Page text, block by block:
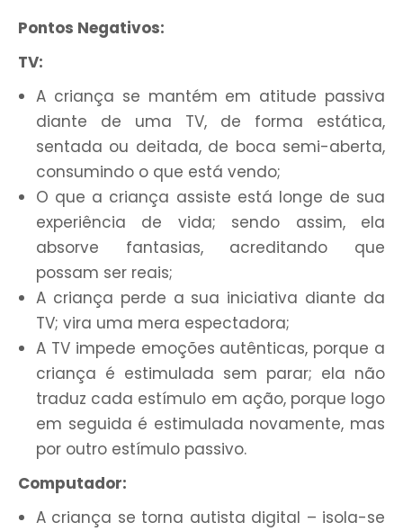
Pontos Negativos:
TV:
A criança se mantém em atitude passiva
diante de uma TV, de forma estática,
sentada ou deitada, de boca semi-aberta,
consumindo o que está vendo;
O que a criança assiste está longe de sua
experiência de vida; sendo assim, ela
absorve fantasias, acreditando que
possam ser reais;
A criança perde a sua iniciativa diante da
TV; vira uma mera espectadora;
A TV impede emoções autênticas, porque a
criança é estimulada sem parar; ela não
traduz cada estímulo em ação, porque logo
em se­guida é estimulada novamente, mas
por outro estímulo passivo.
Computador:
A criança se torna autista digital – isola-se